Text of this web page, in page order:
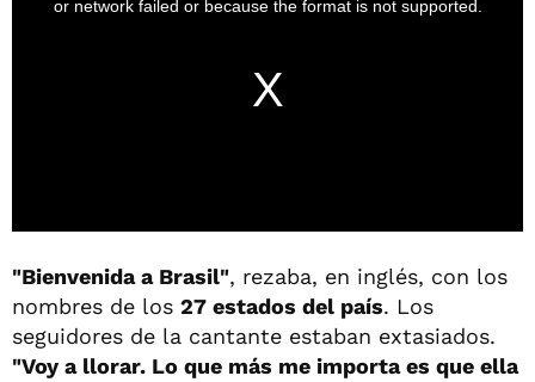
"Bienvenida a Brasil", rezaba, en inglés, con los
nombres de los 27 estados del país. Los
seguidores de la cantante estaban extasiados.
"Voy a llorar. Lo que más me importa es que ella